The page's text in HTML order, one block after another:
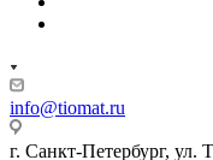
info@tiomat.ru
г. Санкт-Петербург, ул.